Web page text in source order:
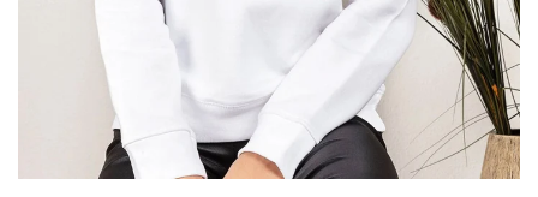
Tricouri Lips
Tricouri Love
Tricouri Mom
Tricouri Moon
Tricouri Paris
Tricouri Japoneze
Tricouri Samurai
Tricouri Skull
Tricouri Sport
Tricouri Tattoo